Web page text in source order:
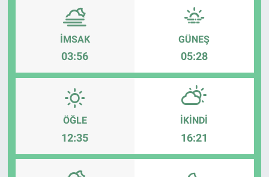
İMSAK
03:56
GÜNEŞ
05:28
ÖĞLE
12:35
İKINDI
16:21